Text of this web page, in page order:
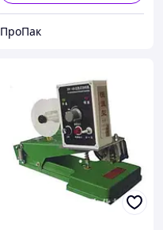
ПроПак